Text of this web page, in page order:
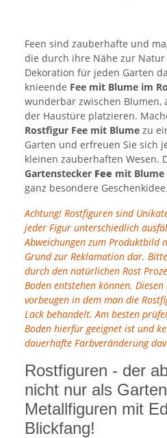
Feen sind zauberhafte und
die durch ihre Nähe zur
Dekoration für jeden Garten
knieende Fee mit Blume im
wunderbar zwischen Blumen,
der Haustüre platzieren.
Rostfigur Fee mit Blume zu
Garten und erfreuen Sie sich
kleinen zauberhaften Wesen.
Gartenstecker Fee mit Blume
ganz besondere Geschenkidee.
Achtung! Rostfiguren sind
jeder Figur unterschiedlich
Abweichungen zum Produktbild
Grund zur Reklamation dar.
durch den natürlichen Rost
Boden entstehen können.
vorbeugen in dem man die
Lack behandelt. Am besten
Boden hierfür geeignet ist und
dauerhafte Farbveränderung
Rostfiguren - der
nicht nur als
Metallfiguren mit
Blickfang!